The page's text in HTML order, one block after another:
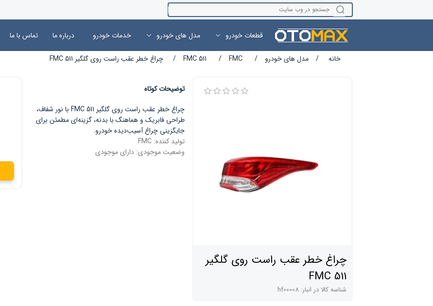
قطعات خودرو مدل های خودرو خدمات خودرو درباره ما تماس با ما
خانه / مدل های خودرو /
FMC
/
FMC 511
/ چراغ خطر عقب راست روی گلگیر 511 FMC
چراغ خطر عقب راست روی گلگیر
511 FMC
شناسه کالا در انبار: hf00008
توضیحات کوتاه
چراغ خطر عقب راست روی گلگیر 511 FMC با نور شفاف،
طراحی فابریک و هماهنگ با بدنه، گزینه‌ای مطمئن برای
جایگزینی چراغ آسیب‌دیده خودرو.
تولید کننده: FMC
وضعیت موجودی: دارای موجودی
نام ویژگی مقدار ویژگی